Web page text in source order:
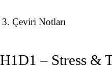
Çeviri Notları
H1D1 – Stress &